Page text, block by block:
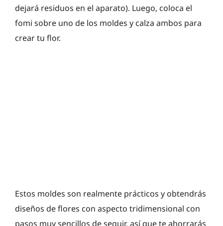
dejará residuos en el aparato). Luego, coloca el
fomi sobre uno de los moldes y calza ambos para
crear tu flor.
Estos moldes son realmente prácticos y obtendrás
diseños de flores con aspecto tridimensional con
pasos muy sencillos de seguir, así que te ahorrarás